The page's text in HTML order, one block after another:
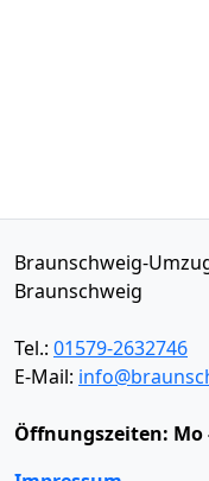
Braunschweig-
Braunschweig
Tel.: 01579-2632746
E-Mail:
Öffnungszeiten: Mo